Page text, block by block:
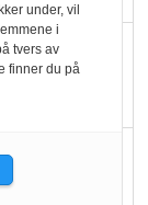
fulle
under, vil
i
tvers av
finner du på